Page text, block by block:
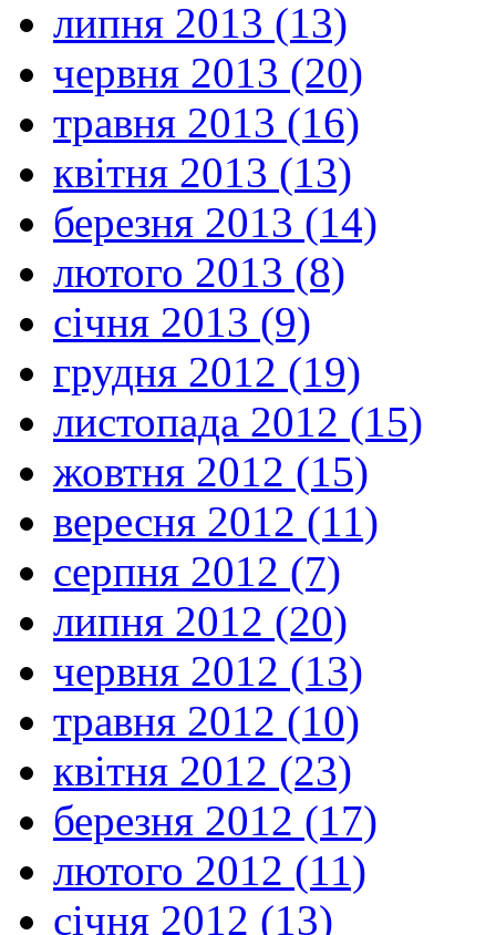
липня 2013 (13)
червня 2013 (20)
травня 2013 (16)
квітня 2013 (13)
березня 2013 (14)
лютого 2013 (8)
січня 2013 (9)
грудня 2012 (19)
листопада 2012 (15)
жовтня 2012 (15)
вересня 2012 (11)
серпня 2012 (7)
липня 2012 (20)
червня 2012 (13)
травня 2012 (10)
квітня 2012 (23)
березня 2012 (17)
лютого 2012 (11)
січня 2012 (13)